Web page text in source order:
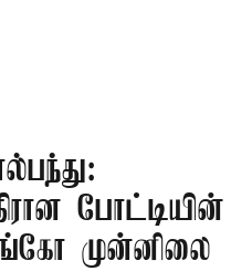
போட்டியின்
முன்னிலை